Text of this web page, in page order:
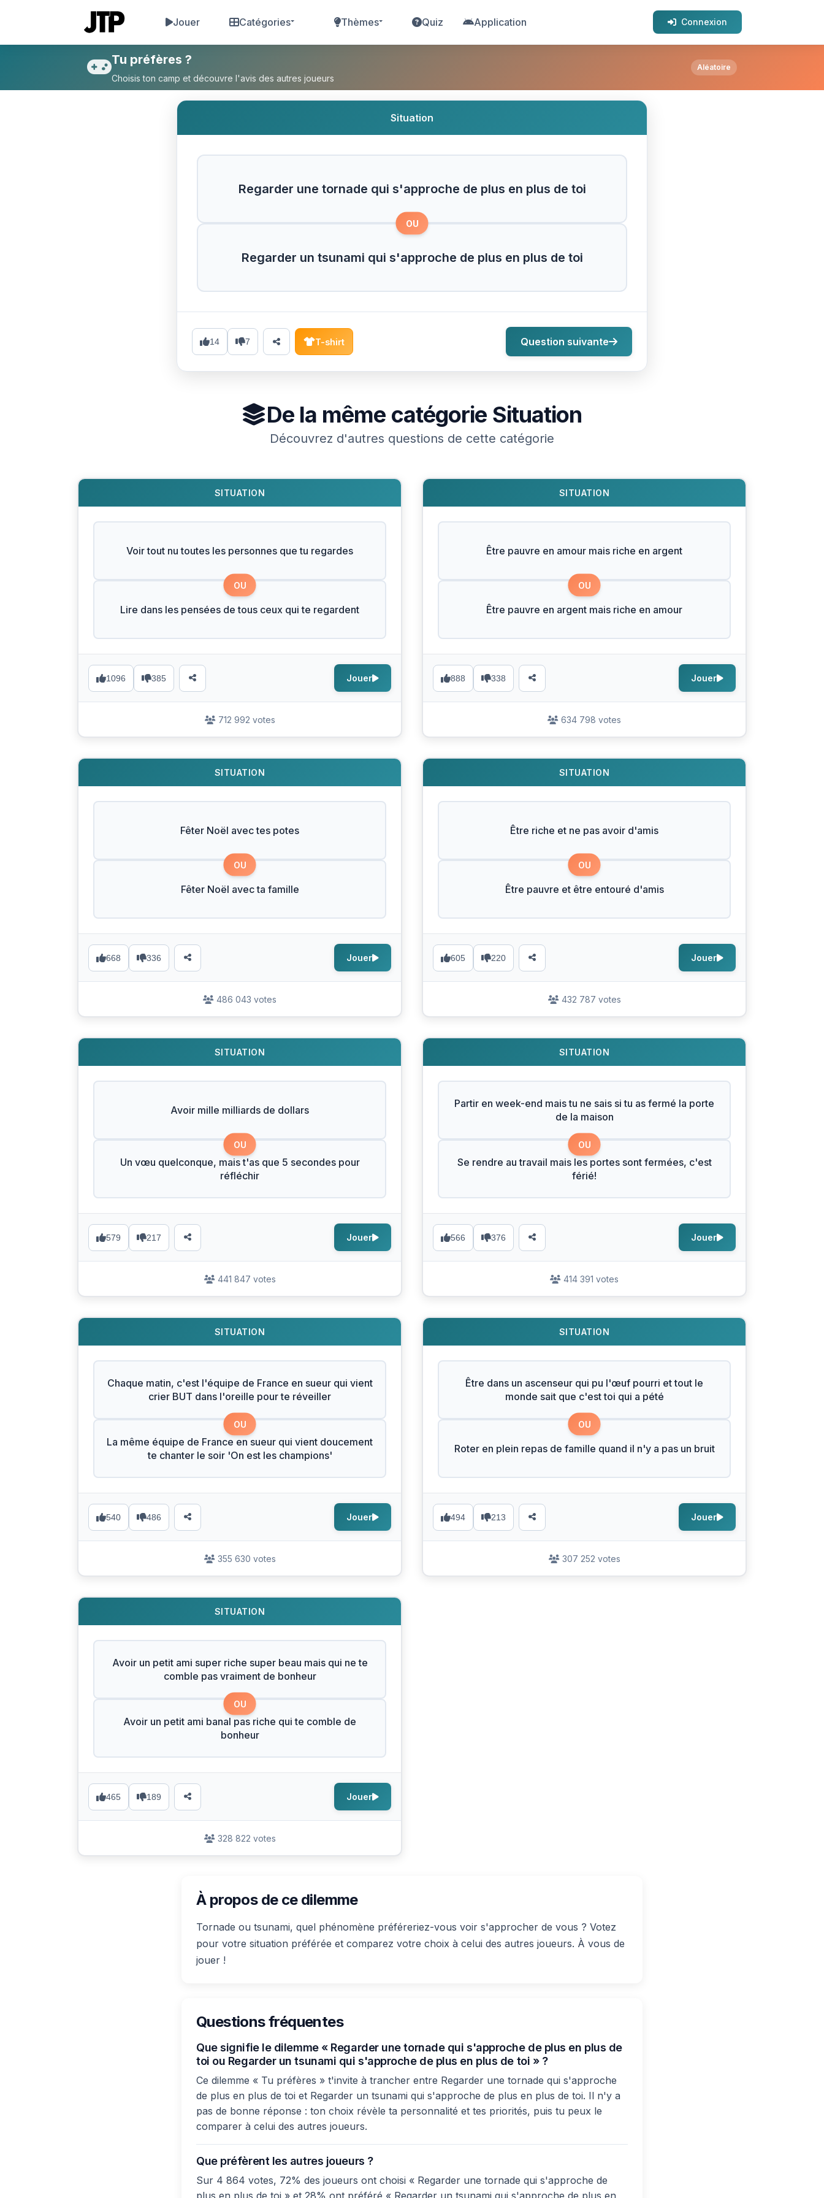
Jouer Catégories Thèmes Quiz Application Connexion
Tu préfères Regarder une tornade qui s'approche de plus en plus de toi ou Regarder un tsunami qui s'approche de plus en
Tu préfères ?
Choisis ton camp et découvre l'avis des autres joueurs
Aléatoire
Situation
Regarder une tornade qui s'approche de plus en plus de toi
OU
Regarder un tsunami qui s'approche de plus en plus de toi
14 7 T-shirt Question suivante
De la même catégorie Situation
Découvrez d'autres questions de cette catégorie
SITUATION
Voir tout nu toutes les personnes que tu regardes
OU
Lire dans les pensées de tous ceux qui te regardent
1096 385 Jouer
712 992 votes
SITUATION
Être pauvre en amour mais riche en argent
OU
Être pauvre en argent mais riche en amour
888 338 Jouer
634 798 votes
SITUATION
Fêter Noël avec tes potes
OU
Fêter Noël avec ta famille
668 336 Jouer
486 043 votes
SITUATION
Être riche et ne pas avoir d'amis
OU
Être pauvre et être entouré d'amis
605 220 Jouer
432 787 votes
SITUATION
Avoir mille milliards de dollars
OU
Un vœu quelconque, mais t'as que 5 secondes pour
réfléchir
579 217 Jouer
441 847 votes
SITUATION
Partir en week-end mais tu ne sais si tu as fermé la porte
de la maison
OU
Se rendre au travail mais les portes sont fermées, c'est
férié!
566 376 Jouer
414 391 votes
SITUATION
Chaque matin, c'est l'équipe de France en sueur qui vient
crier BUT dans l'oreille pour te réveiller
OU
La même équipe de France en sueur qui vient doucement
te chanter le soir 'On est les champions'
540 486 Jouer
355 630 votes
SITUATION
Être dans un ascenseur qui pu l'œuf pourri et tout le
monde sait que c'est toi qui a pété
OU
Roter en plein repas de famille quand il n'y a pas un bruit
494 213 Jouer
307 252 votes
SITUATION
Avoir un petit ami super riche super beau mais qui ne te
comble pas vraiment de bonheur
OU
Avoir un petit ami banal pas riche qui te comble de
bonheur
465 189 Jouer
328 822 votes
À propos de ce dilemme
Tornade ou tsunami, quel phénomène préféreriez-vous voir s'approcher de vous ? Votez
pour votre situation préférée et comparez votre choix à celui des autres joueurs. À vous de
jouer !
Questions fréquentes
Que signifie le dilemme « Regarder une tornade qui s'approche de plus en plus de
toi ou Regarder un tsunami qui s'approche de plus en plus de toi » ?
Ce dilemme « Tu préfères » t'invite à trancher entre Regarder une tornade qui s'approche
de plus en plus de toi et Regarder un tsunami qui s'approche de plus en plus de toi. Il n'y a
pas de bonne réponse : ton choix révèle ta personnalité et tes priorités, puis tu peux le
comparer à celui des autres joueurs.
Que préfèrent les autres joueurs ?
Sur 4 864 votes, 72% des joueurs ont choisi « Regarder une tornade qui s'approche de
plus en plus de toi » et 28% ont préféré « Regarder un tsunami qui s'approche de plus en